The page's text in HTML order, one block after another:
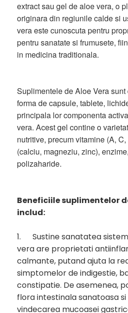
extract sau gel de aloe vera, o
originara din regiunile calde si
vera este cunoscuta pentru
pentru sanatate si frumusete,
in medicina traditionala.
Suplimentele de Aloe Vera
forma de capsule, tablete,
principala lor componenta
vera. Acest gel contine o
nutritive, precum vitamine (A,
(calciu, magneziu, zinc),
polizaharide.
Beneficiile suplimentelor
includ:
1.
Sustine sanatatea
vera are proprietati
calmante, putand ajuta la
simptomelor de indigestie,
constipatie. De asemenea,
flora intestinala sanatoasa
vindecarea mucoasei